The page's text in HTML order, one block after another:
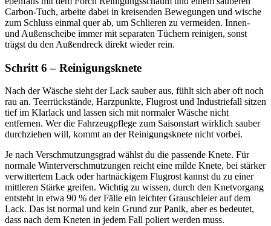
Carbon-Tuch, arbeite dabei in kreisenden Bewegungen und wische
zum Schluss einmal quer ab, um Schlieren zu vermeiden. Innen-
und Außenscheibe immer mit separaten Tüchern reinigen, sonst
trägst du den Außendreck direkt wieder rein.
Schritt 6 – Reinigungsknete
Nach der Wäsche sieht der Lack sauber aus, fühlt sich aber oft noch
rau an. Teerrückstände, Harzpunkte, Flugrost und Industriefall sitzen
tief im Klarlack und lassen sich mit normaler Wäsche nicht
entfernen. Wer die Fahrzeugpflege zum Saisonstart wirklich sauber
durchziehen will, kommt an der Reinigungsknete nicht vorbei.
Je nach Verschmutzungsgrad wählst du die passende Knete. Für
normale Winterverschmutzungen reicht eine milde Knete, bei stärker
verwittertem Lack oder hartnäckigem Flugrost kannst du zu einer
mittleren Stärke greifen. Wichtig zu wissen, durch den Knetvorgang
entsteht in etwa 90 % der Fälle ein leichter Grauschleier auf dem
Lack. Das ist normal und kein Grund zur Panik, aber es bedeutet,
dass nach dem Kneten in jedem Fall poliert werden muss.